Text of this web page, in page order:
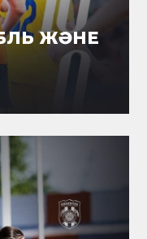
ЖӘНЕ